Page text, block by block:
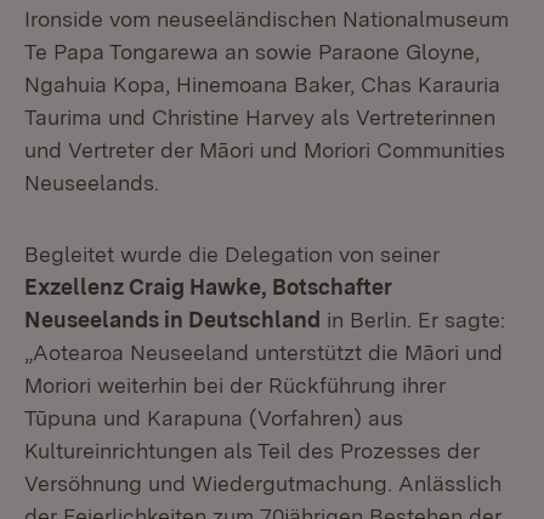
Ironside vom neuseeländischen Nationalmuseum
Te Papa Tongarewa an sowie Paraone Gloyne,
Ngahuia Kopa, Hinemoana Baker, Chas Karauria
Taurima und Christine Harvey als Vertreterinnen
und Vertreter der Māori und Moriori Communities
Neuseelands.
Begleitet wurde die Delegation von seiner
Exzellenz Craig Hawke, Botschafter
Neuseelands in Deutschland in Berlin. Er sagte:
„Aotearoa Neuseeland unterstützt die Māori und
Moriori weiterhin bei der Rückführung ihrer
Tūpuna und Karapuna (Vorfahren) aus
Kultureinrichtungen als Teil des Prozesses der
Versöhnung und Wiedergutmachung. Anlässlich